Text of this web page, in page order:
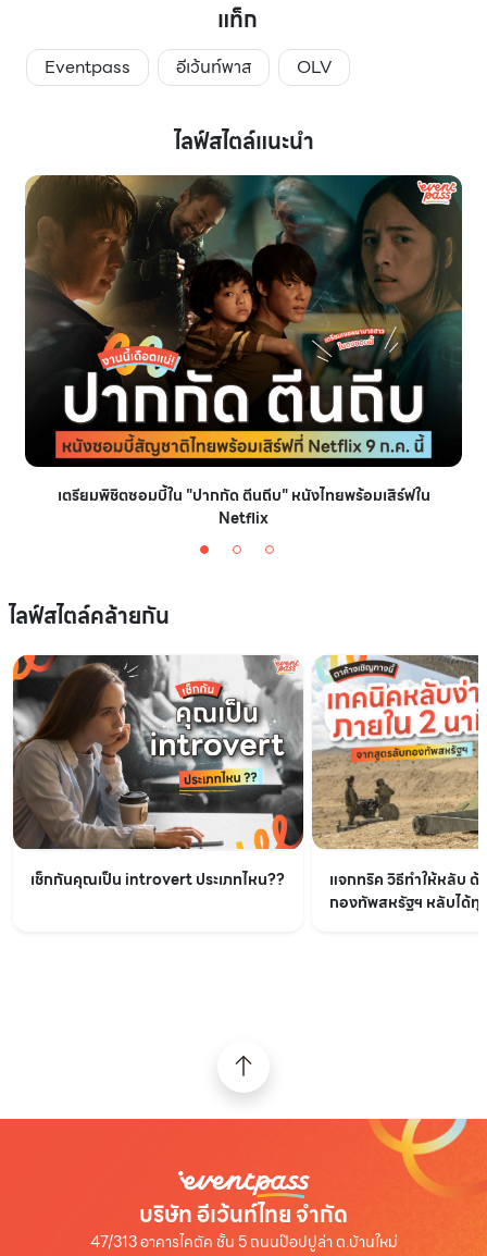
แท็ก
Eventpass อีเว้นท์พาส OLV
ไลฟ์สไตล์แนะนำ
เตรียมพิชิตซอมบี้ใน "ปากกัด ตีนถีบ" หนังไทยพร้อมเสิร์ฟใน
Netflix
ไลฟ์สไตล์คล้ายกัน
เช็กกันคุณเป็น introvert ประเภทไหน??
แจกทริค วิธีทำให้หลับ
กองทัพสหรัฐฯ หลับได้ทุ
บริษัท อีเว้นท์ไทย จำกัด
47/313 อาคารไคตัค ชั้น 5 ถนนป๊อปปูล่า ต.บ้านใหม่